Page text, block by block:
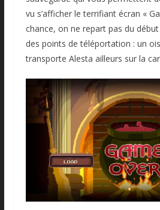
vu s’afficher le terrifiant écran «
chance, on ne repart pas du
des points de téléportation : un
transporte Alesta ailleurs sur la